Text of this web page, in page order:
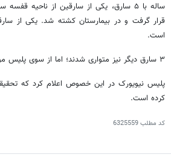
ساله با ۵ سارق، یکی از سارقین از ناحیه
قرار گرفت و در بیمارستان کشته شد. یکی از
است.
۳ سارق دیگر نیز متواری شدند؛ اما از سوی پلیس مورد بازداشت قرار گرفتند.
پلیس نیویورک در این خصوص اعلام کرد که
کرده است.
کد مطلب6325559